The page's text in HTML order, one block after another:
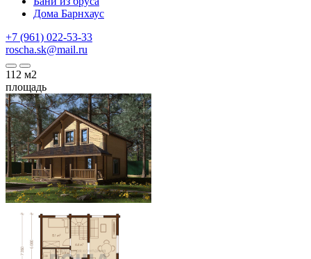
Дома Барнхаус
+7 (961) 022-53-33
roscha.sk@mail.ru
112 м2
площадь